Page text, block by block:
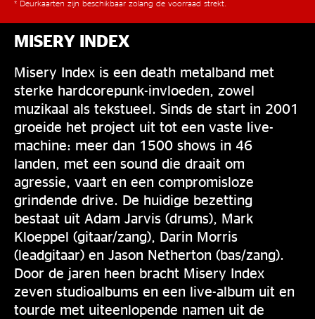
* Deurkaarten zijn beschikbaar zolang de voorraad strekt.
MISERY INDEX
Misery Index is een death metalband met
sterke hardcorepunk-invloeden, zowel
muzikaal als tekstueel. Sinds de start in 2001
groeide het project uit tot een vaste live-
machine: meer dan 1500 shows in 46
landen, met een sound die draait om
agressie, vaart en een compromisloze
grindende drive. De huidige bezetting
bestaat uit Adam Jarvis (drums), Mark
Kloeppel (gitaar/zang), Darin Morris
(leadgitaar) en Jason Netherton (bas/zang).
Door de jaren heen bracht Misery Index
zeven studioalbums en een live-album uit en
tourde met uiteenlopende namen uit de